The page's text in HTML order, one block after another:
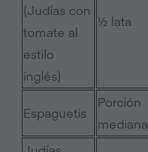
(Judías con
tomate al
estilo
inglés)
½ lata
Espaguetis
Porción
mediana